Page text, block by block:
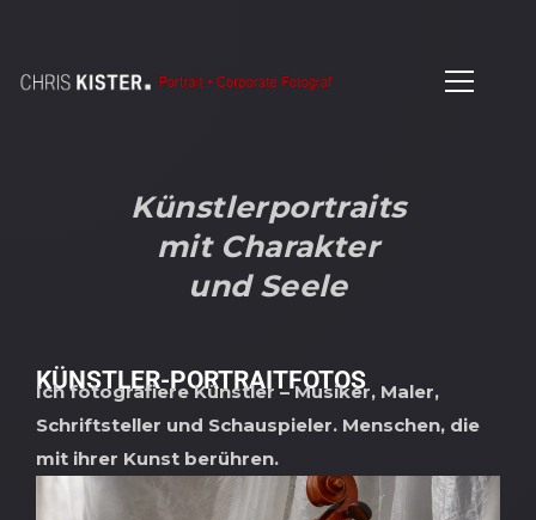
Künstlerportraits
mit Charakter
und Seele
KÜNSTLER-PORTRAITFOTOS
Ich fotografiere Künstler – Musiker, Maler,
Schriftsteller und Schauspieler. Menschen, die
mit ihrer Kunst berühren.